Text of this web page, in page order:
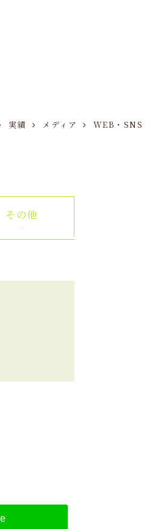
実績 メディア WEB・SNS
その他